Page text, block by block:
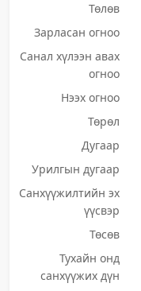
Төлөв
Зарласан огноо
Санал хүлээн авах
огноо
Нээх огноо
Төрөл
Дугаар
Урилгын дугаар
Санхүүжилтийн эх
үүсвэр
Төсөв
Тухайн онд
санхүүжих дүн